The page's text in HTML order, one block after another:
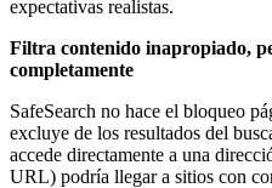
expectativas realistas.
Filtra contenido inapropiado,
completamente
SafeSearch no hace el bloqueo
excluye de los resultados del
accede directamente a una
URL) podría llegar a sitios con